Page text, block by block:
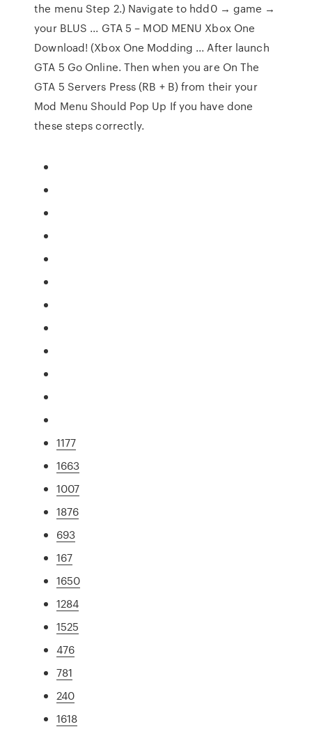
the menu Step 2.) Navigate to hdd0 → game →
your BLUS ... GTA 5 – MOD MENU Xbox One
Download! (Xbox One Modding ... After launch
GTA 5 Go Online. Then when you are On The
GTA 5 Servers Press (RB + B) from their your
Mod Menu Should Pop Up If you have done
these steps correctly.
1177
1663
1007
1876
693
167
1650
1284
1525
476
781
240
1618